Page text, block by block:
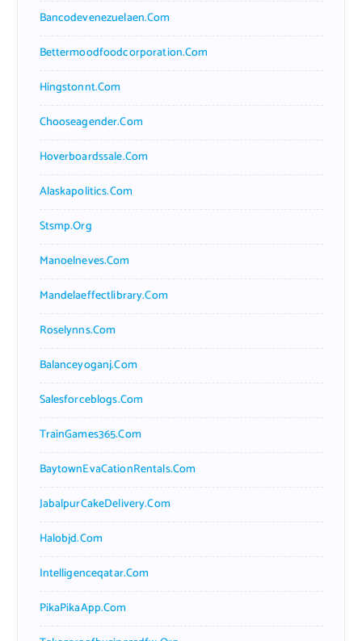
Bancodevenezuelaen.com
Bettermoodfoodcorporation.com
Hingstonnt.com
Chooseagender.com
Hoverboardssale.com
Alaskapolitics.com
Stsmp.org
Manoelneves.com
Mandelaeffectlibrary.com
Roselynns.com
Balanceyoganj.com
Salesforceblogs.com
TrainGames365.com
BaytownEvaCationRentals.com
JabalpurCakeDelivery.com
Halobjd.com
Intelligenceqatar.com
PikaPikaApp.com